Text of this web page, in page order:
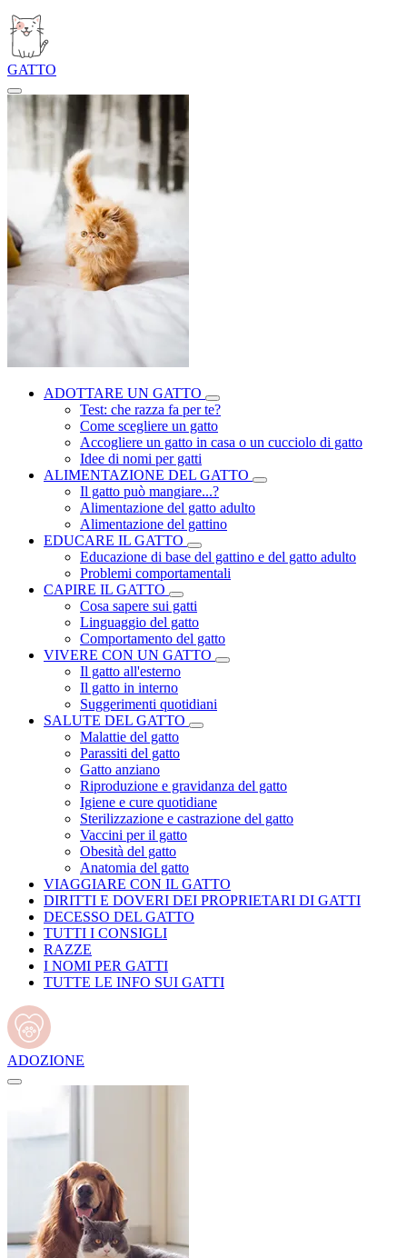
GATTO
ADOTTARE UN GATTO
Test: che razza fa per te?
Come scegliere un gatto
Accogliere un gatto in casa o un cucciolo di gatto
Idee di nomi per gatti
ALIMENTAZIONE DEL GATTO
Il gatto può mangiare...?
Alimentazione del gatto adulto
Alimentazione del gattino
EDUCARE IL GATTO
Educazione di base del gattino e del gatto adulto
Problemi comportamentali
CAPIRE IL GATTO
Cosa sapere sui gatti
Linguaggio del gatto
Comportamento del gatto
VIVERE CON UN GATTO
Il gatto all'esterno
Il gatto in interno
Suggerimenti quotidiani
SALUTE DEL GATTO
Malattie del gatto
Parassiti del gatto
Gatto anziano
Riproduzione e gravidanza del gatto
Igiene e cure quotidiane
Sterilizzazione e castrazione del gatto
Vaccini per il gatto
Obesità del gatto
Anatomia del gatto
VIAGGIARE CON IL GATTO
DIRITTI E DOVERI DEI PROPRIETARI DI GATTI
DECESSO DEL GATTO
TUTTI I CONSIGLI
RAZZE
I NOMI PER GATTI
TUTTE LE INFO SUI GATTI
ADOZIONE